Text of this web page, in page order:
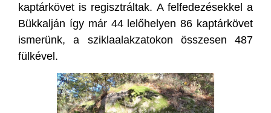
kaptárkövet is regisztráltak. A felfedezésekkel a
Bükkalján így már 44 lelőhelyen 86 kaptárkövet
ismerünk, a sziklaalakzatokon összesen 487
fülkével.